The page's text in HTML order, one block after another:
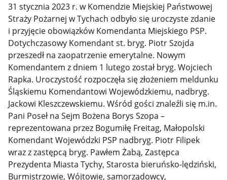
31 stycznia 2023 r. w Komendzie Miejskiej Państwowej
Straży Pożarnej w Tychach odbyło się uroczyste zdanie
i przyjęcie obowiązków Komendanta Miejskiego PSP.
Dotychczasowy Komendant st. bryg. Piotr Szojda
przeszedł na zaopatrzenie emerytalne. Nowym
Komendantem z dniem 1 lutego został bryg. Wojciech
Rapka. Uroczystość rozpoczęła się złożeniem meldunku
Śląskiemu Komendantowi Wojewódzkiemu, nadbryg.
Jackowi Kleszczewskiemu. Wśród gości znaleźli się m.in.
Pani Poseł na Sejm Bożena Borys Szopa –
reprezentowana przez Bogumiłę Freitag, Małopolski
Komendant Wojewódzki PSP nadbryg. Piotr Filipek
wraz z zastępcą bryg. Pawłem Żabą, Zastępca
Prezydenta Miasta Tychy, Starosta bieruńsko-lędziński,
Burmistrzowie, Wójtowie, samorządowcy,